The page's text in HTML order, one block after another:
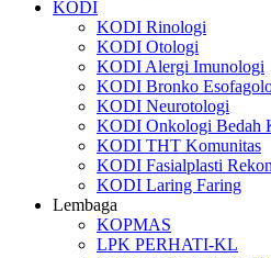
KODI
KODI Rinologi
KODI Otologi
KODI Alergi Imunologi
KODI Bronko
KODI Neurotologi
KODI Onkologi Bedah
KODI THT Komunitas
KODI Fasialplasti
KODI Laring Faring
Lembaga
KOPMAS
LPK PERHATI-KL